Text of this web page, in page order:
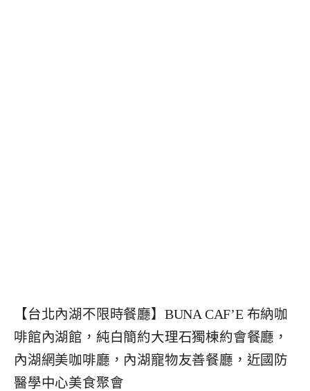
【台北內湖不限時餐廳】BUNA CAF’E 布納咖
啡館內湖館，純白簡約大理石獨棟約會餐廳，
內湖網美咖啡廳，內湖寵物友善餐廳，近國防
醫學中心美食聚會